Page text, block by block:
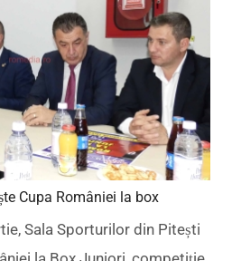
Cupa României la box
Sala Sporturilor din Pitești